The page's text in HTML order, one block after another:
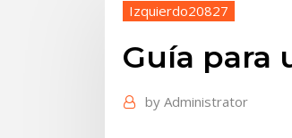
Izquierdo20827
Guía para
by Administrator